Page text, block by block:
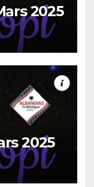
2025
2025